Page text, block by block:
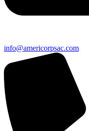
info@americorpsac.com